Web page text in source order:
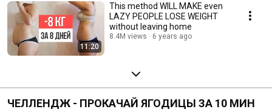
11:20
This method WILL MAKE even
LAZY PEOPLE LOSE WEIGHT
without leaving home
8.4M views 6 years ago
ЧЕЛЛЕНДЖ - ПРОКАЧАЙ ЯГОДИЦЫ ЗА 10 МИН